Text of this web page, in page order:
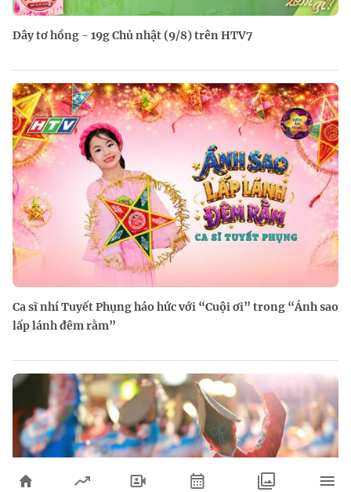
Dây tơ hồng - 19g Chủ nhật (9/8) trên HTV7
Ca sĩ nhí Tuyết Phụng háo hức với “Cuội ơi” trong “Ánh sao
lấp lánh đêm rằm”